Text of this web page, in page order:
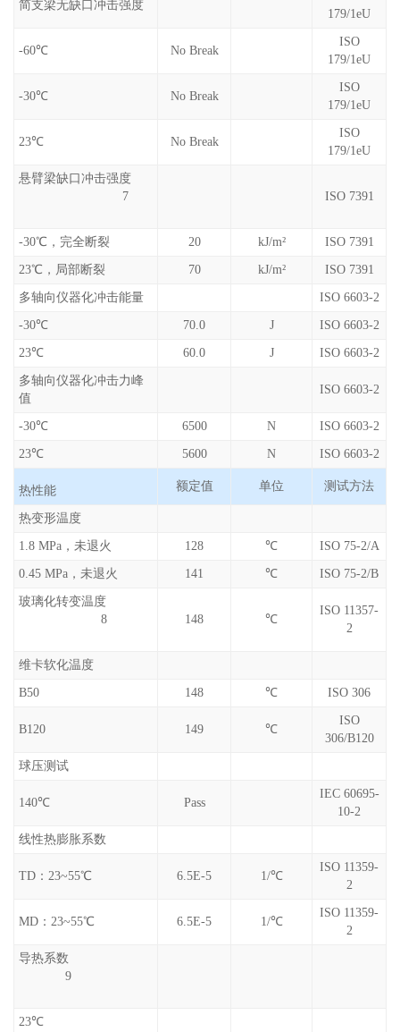
简支梁无缺口冲击强度
179/1eU
-60℃ No Break
ISO
179/1eU
-30℃ No Break
ISO
179/1eU
23℃ No Break
ISO
179/1eU
悬臂梁缺口冲击强度
7
ISO 7391
-30℃，完全断裂 20 kJ/m² ISO 7391
23℃，局部断裂 70 kJ/m² ISO 7391
多轴向仪器化冲击能量 ISO 6603-2
-30℃ 70.0 J ISO 6603-2
23℃ 60.0 J ISO 6603-2
多轴向仪器化冲击力峰
值
ISO 6603-2
-30℃ 6500 N ISO 6603-2
23℃ 5600 N ISO 6603-2
热性能 额定值 单位 测试方法
热变形温度
1.8 MPa，未退火 128 ℃ ISO 75-2/A
0.45 MPa，未退火 141 ℃ ISO 75-2/B
玻璃化转变温度
8
148 ℃
ISO 11357-
2
维卡软化温度
B50 148 ℃ ISO 306
B120 149 ℃
ISO
306/B120
球压测试
140℃ Pass
IEC 60695-
10-2
线性热膨胀系数
TD：23~55℃ 6.5E-5 1/℃
ISO 11359-
2
MD：23~55℃ 6.5E-5 1/℃
ISO 11359-
2
导热系数
9
23℃